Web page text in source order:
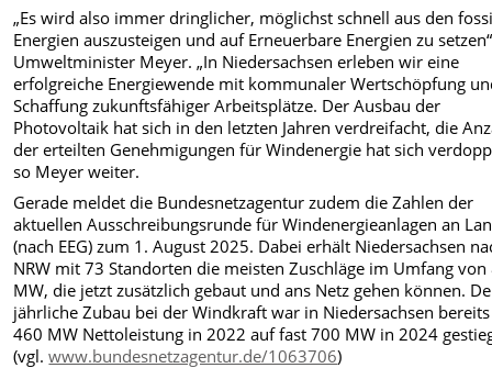
„Es wird also immer dringlicher, möglichst schnell aus den
Energien auszusteigen und auf Erneuerbare Energien zu
Umweltminister Meyer. „In Niedersachsen erleben wir eine
erfolgreiche Energiewende mit kommunaler Wertschöpfung
Schaffung zukunftsfähiger Arbeitsplätze. Der Ausbau der
Photovoltaik hat sich in den letzten Jahren verdreifacht, die
der erteilten Genehmigungen für Windenergie hat sich
so Meyer weiter.
Gerade meldet die Bundesnetzagentur zudem die Zahlen der
aktuellen Ausschreibungsrunde für Windenergieanlagen an
(nach EEG) zum 1. August 2025. Dabei erhält Niedersachsen
NRW mit 73 Standorten die meisten Zuschläge im Umfang
MW, die jetzt zusätzlich gebaut und ans Netz gehen können.
jährliche Zubau bei der Windkraft war in Niedersachsen
460 MW Nettoleistung in 2022 auf fast 700 MW in 2024
(vgl.www.bundesnetzagentur.de/1063706)